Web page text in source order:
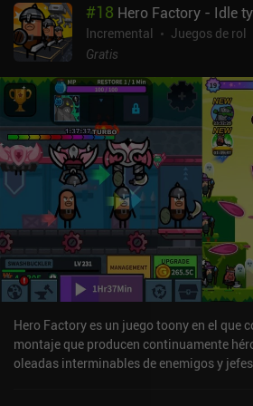
existentes suben de nivel cuanto más se
habilidades activas y pasivas más
se puede gastar en mejorar las
encantamiento a las armas; ambas son
al matar monstruos. El poder no utilizado
mejora de estadísticas a nuestro mago
reseteamos manualmente a la fase 1.1.
usuario es un poco confusa, el juego
interesantes y ofrece una experiencia de
Wizard se monetiza a través de un iAP
escasos anuncios incentivados pero
recompensas, e iAPs adicionales para
se utiliza para comprar objetos de
hechizos más rápido que completando
parecen necesarios para disfrutar del
#18 Hero Factory - Idle
Incremental
Juegos de rol
Gratis
Hero Factory es un juego toony en el que
montaje que producen continuamente
oleadas interminables de enemigos y